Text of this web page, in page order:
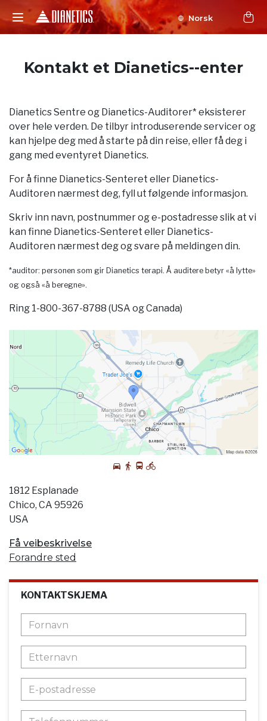
Norsk
Kontakt et Dianetics--enter
Dianetics Sentre og Dianetics-Auditorer* eksisterer
over hele verden. De tilbyr introduserende servicer og
kan hjelpe deg med å starte på din reise, eller få deg i
gang med eventyret Dianetics.
For å finne Dianetics-Senteret eller Dianetics-
Auditoren nærmest deg, fyll ut følgende informasjon.
Skriv inn navn, postnummer og e-postadresse slik at vi
kan finne Dianetics-Senteret eller Dianetics-
Auditoren nærmest deg og svare på meldingen din.
*auditor: personen som gir Dianetics terapi. Å auditere betyr «å lytte»
og også «å beregne».
Ring 1-800-367-8788 (USA og Canada)
1812 Esplanade
Chico, CA 95926
USA
Få veibeskrivelse
Forandre sted
KONTAKTSKJEMA